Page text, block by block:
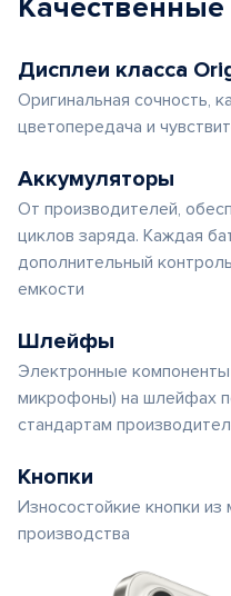
Качественные
Дисплеи класса
Оригинальная сочность,
цветопередача и
Аккумуляторы
От производителей,
циклов заряда. Каждая
дополнительный
емкости
Шлейфы
Электронные
микрофоны) на шлейфах
стандартам
Кнопки
Износостойкие кнопки из
производства